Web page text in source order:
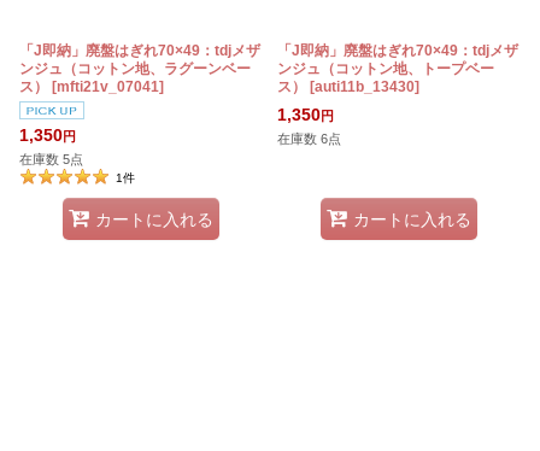
「J即納」廃盤はぎれ70×49：tdjメザ
ンジュ（コットン地、ラグーンベー
ス）
[mfti21v_07041]
1,350円
在庫数 5点
1件
カートに入れる
「J即納」廃盤はぎれ70×49：tdjメザ
ンジュ（コットン地、トープベー
ス）
[auti11b_13430]
1,350円
在庫数 6点
カートに入れる